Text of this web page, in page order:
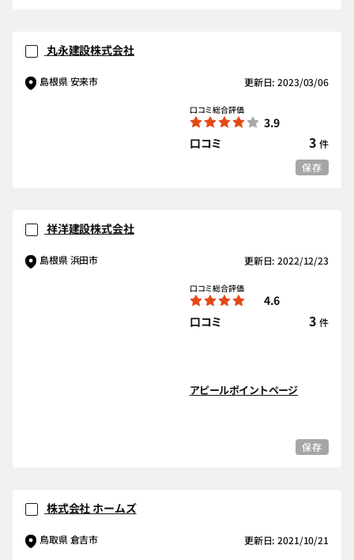
丸永建設株式会社
島根県 安来市 更新日: 2023/03/06
口コミ総合評価
3.9
口コミ
3 件
保存
祥洋建設株式会社
島根県 浜田市 更新日: 2022/12/23
口コミ総合評価
4.6
口コミ
3 件
アピールポイントページ
保存
株式会社 ホームズ
鳥取県 倉吉市 更新日: 2021/10/21